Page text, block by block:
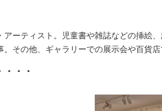
アーティスト。児童書や雑誌などの挿絵
。その他、ギャラリーでの展示会や百貨
・・・